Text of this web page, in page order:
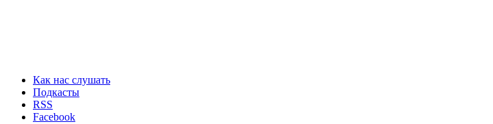
Как нас слушать
Подкасты
RSS
Facebook